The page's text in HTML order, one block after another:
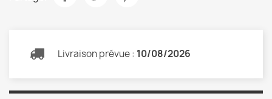
Livraison prévue : 10/08/2026